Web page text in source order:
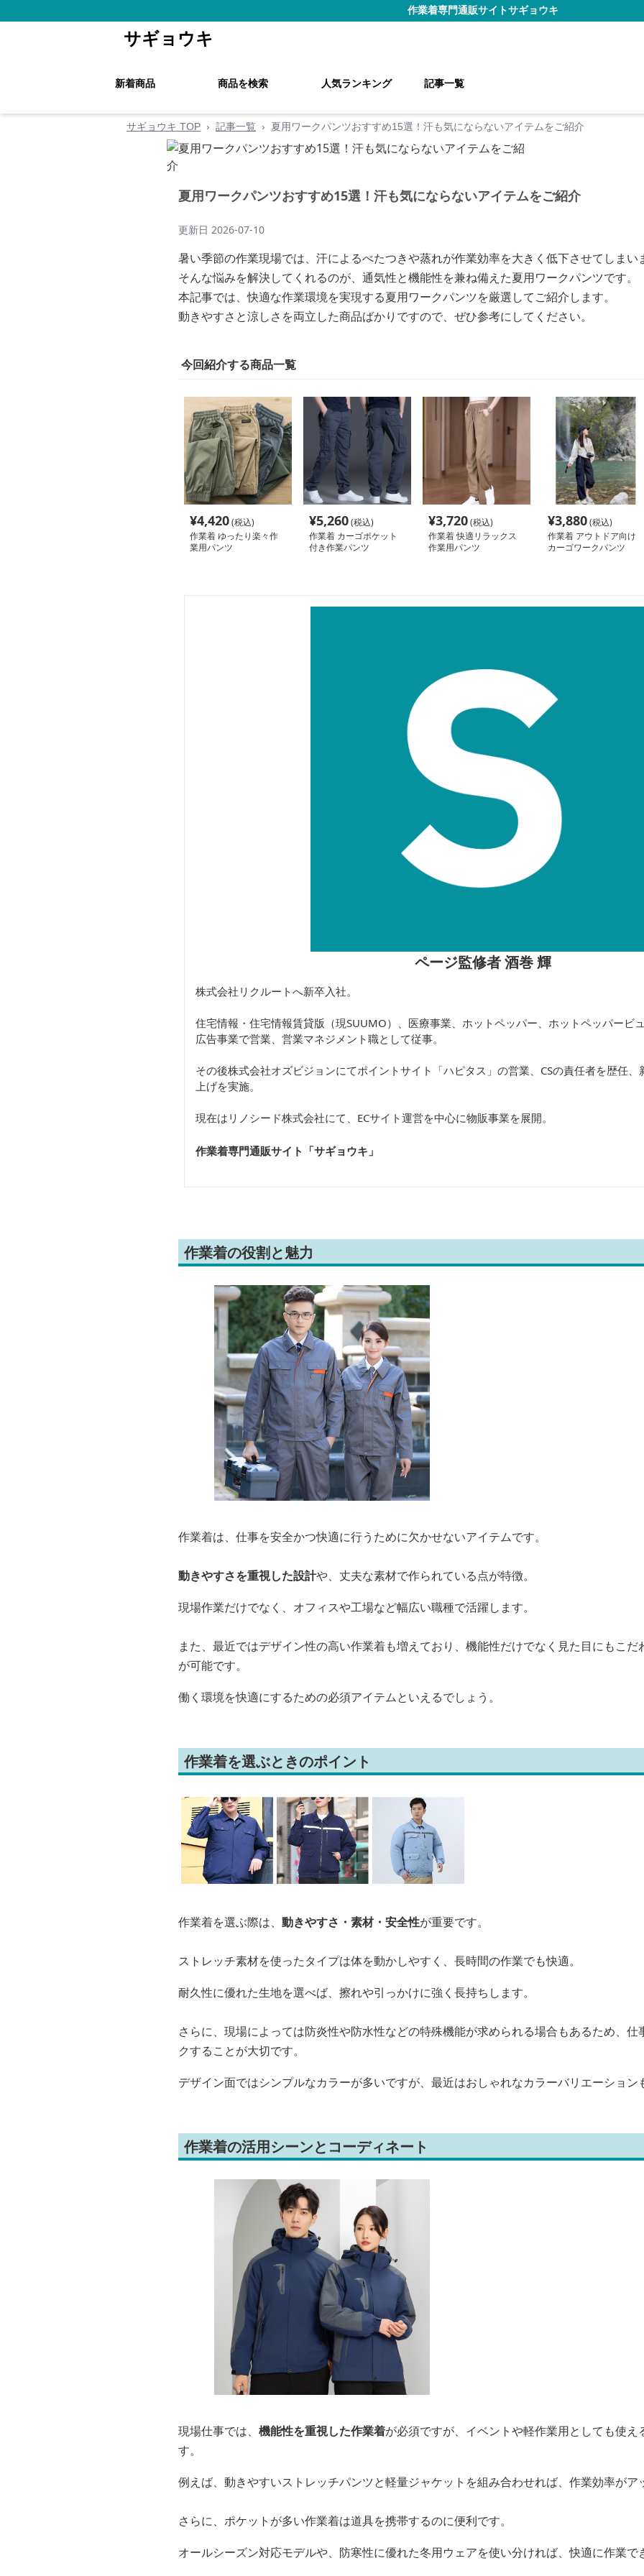
作業着専門通販サイトサギョウキ
サギョウキ
新着商品 商品を検索 人気ランキング 記事一覧
サギョウキ TOP › 記事一覧 › 夏用ワークパンツおすすめ15選！汗も気にならないアイテムをご紹介
夏用ワークパンツおすすめ15選！汗も気にならないアイテムをご紹介
更新日 2026-07-10
暑い季節の作業現場では、汗によるべたつきや蒸れが作業効率を大きく低下させてしまい
そんな悩みを解決してくれるのが、通気性と機能性を兼ね備えた夏用ワークパンツです。
本記事では、快適な作業環境を実現する夏用ワークパンツを厳選してご紹介します。
動きやすさと涼しさを両立した商品ばかりですので、ぜひ参考にしてください。
今回紹介する商品一覧
¥4,420(税込)
作業着 ゆったり楽々作
業用パンツ
¥5,260(税込)
作業着 カーゴポケット
付き作業パンツ
¥3,720(税込)
作業着 快適リラックス
作業用パンツ
¥3,880(税込)
作業着 アウトドア向け
カーゴワークパンツ
ページ監修者 酒巻 輝
株式会社リクルートへ新卒入社。
住宅情報・住宅情報賃貸版（現SUUMO）、医療事業、ホットペッパー、ホットペッパービ
広告事業で営業、営業マネジメント職として従事。
その後株式会社オズビジョンにてポイントサイト「ハピタス」の営業、CSの責任者を歴任、
上げを実施。
現在はリノシード株式会社にて、ECサイト運営を中心に物販事業を展開。
作業着専門通販サイト「サギョウキ 」
作業着の役割と魅力
作業着は、仕事を安全かつ快適に行うために欠かせないアイテムです。
動きやすさを重視した設計や、丈夫な素材で作られている点が特徴。
現場作業だけでなく、オフィスや工場など幅広い職種で活躍します。
また、最近ではデザイン性の高い作業着も増えており、機能性だけでなく見た目にもこだ
が可能です。
働く環境を快適にするための必須アイテムといえるでしょう。
作業着を選ぶときのポイント
作業着を選ぶ際は、 動きやすさ・素材・安全性が重要です。
ストレッチ素材を使ったタイプは体を動かしやすく、長時間の作業でも快適。
耐久性に優れた生地を選べば、擦れや引っかけに強く長持ちします。
さらに、現場によっては防炎性や防水性などの特殊機能が求められる場合もあるため、仕
クすることが大切です。
デザイン面ではシンプルなカラーが多いですが、最近はおしゃれなカラーバリエーション
作業着の活用シーンとコーディネート
現場仕事では、 機能性を重視した作業着が必須ですが、イベントや軽作業用としても使
す。
例えば、動きやすいストレッチパンツと軽量ジャケットを組み合わせれば、作業効率がア
さらに、ポケットが多い作業着は道具を携帯するのに便利です。
オールシーズン対応モデルや、防寒性に優れた冬用ウェアを使い分ければ、快適に作業で